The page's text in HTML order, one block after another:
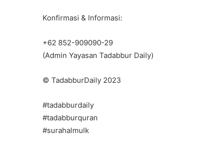
Konfirmasi & Informasi:
+62 852-909090-29
(Admin Yayasan Tadabbur Daily)
©️ TadabburDaily 2023
#tadabburdaily
#tadabburquran
#surahalmulk